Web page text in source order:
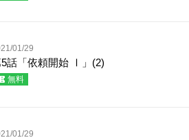
01/29
話「依頼開始 Ⅰ」(2)
無料
01/29